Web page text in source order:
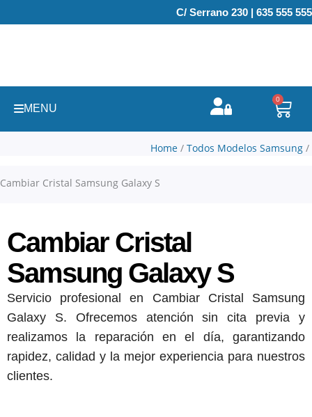
al
C/ Serrano 230 | 635 555 555
MENU
0
Home / Todos Modelos Samsung /
Cambiar Cristal Samsung Galaxy S
Cambiar Cristal
Samsung Galaxy S
Servicio profesional en Cambiar Cristal Samsung
Galaxy S. Ofrecemos atención sin cita previa y
realizamos la reparación en el día, garantizando
rapidez, calidad y la mejor experiencia para nuestros
clientes.